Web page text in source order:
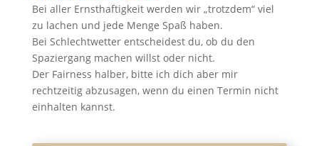
Bei aller Ernsthaftigkeit werden wir „trotzdem“ viel
zu lachen und jede Menge Spaß haben.
Bei Schlechtwetter entscheidest du, ob du den
Spaziergang machen willst oder nicht.
Der Fairness halber, bitte ich dich aber mir
rechtzeitig abzusagen, wenn du einen Termin nicht
einhalten kannst.